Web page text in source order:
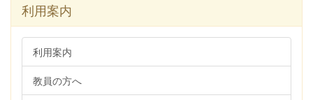
利用案内
利用案内
教員の方へ